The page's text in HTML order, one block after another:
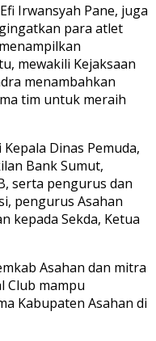
Irwansyah Pane, juga
para atlet
mewakili Kejaksaan
menambahkan
tim untuk meraih
Dinas Pemuda,
Bank Sumut,
serta pengurus dan
pengurus Asahan
kepada Sekda, Ketua
Asahan dan mitra
Club mampu
Kabupaten Asahan di